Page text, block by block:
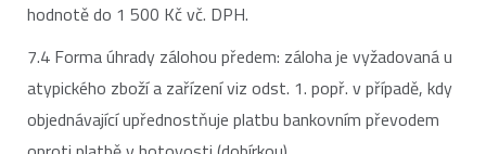
hodnotě do 1 500 Kč vč. DPH.
7.4 Forma úhrady zálohou předem: záloha je vyžadovaná u
atypického zboží a zařízení viz odst. 1. popř. v případě, kdy
objednávající upřednostňuje platbu bankovním převodem